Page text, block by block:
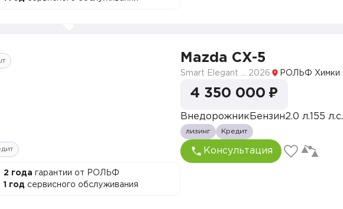
2 года гарантии от РОЛЬФ
1 год сервисного обслуживания
Mazda CX-5
2026 РОЛЬФ Химки
4 350 000 ₽
Внедорожник Бензин2.0 л. 155 л.с.
лизинг Кредит
Консультация